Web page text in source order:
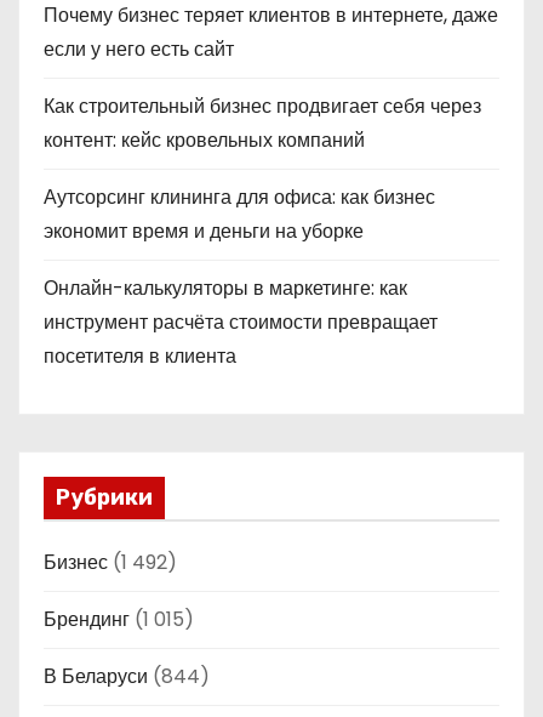
Почему бизнес теряет клиентов в интернете, даже
если у него есть сайт
Как строительный бизнес продвигает себя через
контент: кейс кровельных компаний
Аутсорсинг клининга для офиса: как бизнес
экономит время и деньги на уборке
Онлайн-калькуляторы в маркетинге: как
инструмент расчёта стоимости превращает
посетителя в клиента
Рубрики
Бизнес (1 492)
Брендинг (1 015)
В Беларуси (844)